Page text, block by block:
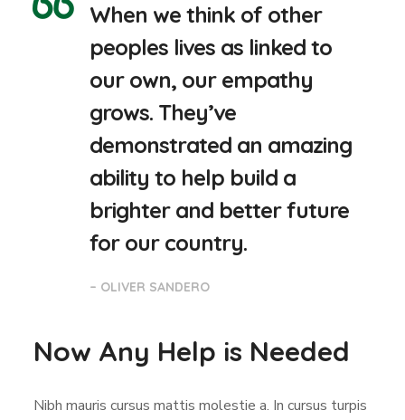
When we think of other
peoples lives as linked to
our own, our empathy
grows. They’ve
demonstrated an amazing
ability to help build a
brighter and better future
for our country.
– OLIVER SANDERO
Now Any Help is Needed
Nibh mauris cursus mattis molestie a. In cursus turpis